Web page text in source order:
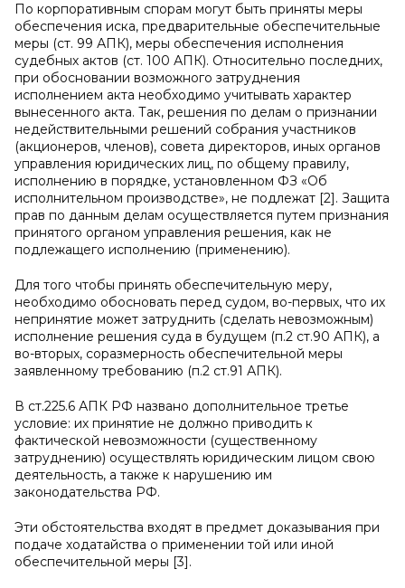
По корпоративным спорам могут быть приняты меры
обеспечения иска, предварительные обеспечительные
меры (ст. 99 АПК), меры обеспечения исполнения
судебных актов (ст. 100 АПК). Относительно последних,
при обосновании возможного затруднения
исполнением акта необходимо учитывать характер
вынесенного акта. Так, решения по делам о признании
недействительными решений собрания участников
(акционеров, членов), совета директоров, иных органов
управления юридических лиц, по общему правилу,
исполнению в порядке, установленном ФЗ «Об
исполнительном производстве», не подлежат [2]. Защита
прав по данным делам осуществляется путем признания
принятого органом управления решения, как не
подлежащего исполнению (применению).
Для того чтобы принять обеспечительную меру,
необходимо обосновать перед судом, во-первых, что их
непринятие может затруднить (сделать невозможным)
исполнение решения суда в будущем (п.2 ст.90 АПК), а
во-вторых, соразмерность обеспечительной меры
заявленному требованию (п.2 ст.91 АПК).
В ст.225.6 АПК РФ названо дополнительное третье
условие: их принятие не должно приводить к
фактической невозможности (существенному
затруднению) осуществлять юридическим лицом свою
деятельность, а также к нарушению им
законодательства РФ.
Эти обстоятельства входят в предмет доказывания при
подаче ходатайства о применении той или иной
обеспечительной меры [3].